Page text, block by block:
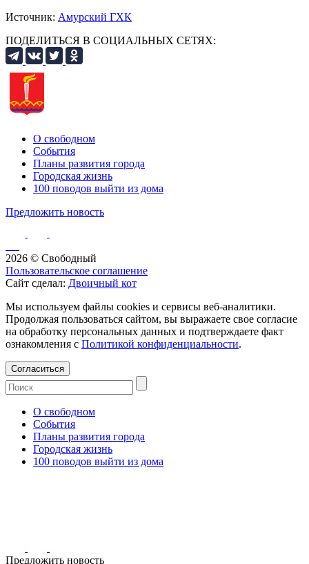
Источник: Амурский ГХК
ПОДЕЛИТЬСЯ В СОЦИАЛЬНЫХ СЕТЯХ:
О свободном
События
Планы развития города
Городская жизнь
100 поводов выйти из дома
Предложить новость
2026 © Свободный
Пользовательское соглашение
Сайт сделал: Двоичный кот
Мы используем файлы cookies и сервисы веб-аналитики.
Продолжая пользоваться сайтом, вы выражаете свое согласие
на обработку персональных данных и подтверждаете факт
ознакомления с Политикой конфиденциальности.
Согласиться
О свободном
События
Планы развития города
Городская жизнь
100 поводов выйти из дома
Предложить новость